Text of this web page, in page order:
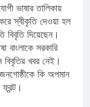
ভাষার তালিকায়
স্বীকৃতি দেওয়া হল
বিবৃতি দিয়েছেন।
বাংলাকে সরকারি
বিবৃতির খবর নেই।
কি অপমান